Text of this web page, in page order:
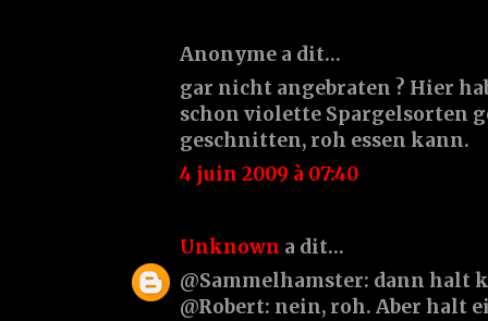
Anonyme a dit…
gar nicht angebraten ? Hier
schon violette Spargelsorten
geschnitten, roh essen kann.
4 juin 2009 à 07:40
Unknown a dit…
@Sammelhamster: dann halt
@Robert: nein, roh. Aber halt